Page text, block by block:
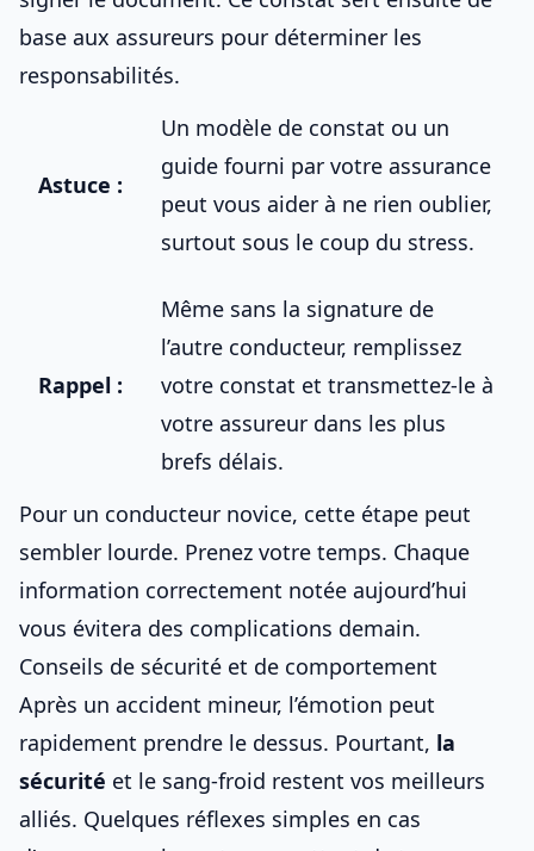
base aux assureurs pour déterminer les
responsabilités.
Astuce :
Un modèle de constat ou un
guide fourni par votre assurance
peut vous aider à ne rien oublier,
surtout sous le coup du stress.
Rappel :
Même sans la signature de
l’autre conducteur, remplissez
votre constat et transmettez-le à
votre assureur dans les plus
brefs délais.
Pour un conducteur novice, cette étape peut
sembler lourde. Prenez votre temps. Chaque
information correctement notée aujourd’hui
vous évitera des complications demain.
Conseils de sécurité et de comportement
Après un accident mineur, l’émotion peut
rapidement prendre le dessus. Pourtant, la
sécurité et le sang-froid restent vos meilleurs
alliés. Quelques réflexes simples en cas